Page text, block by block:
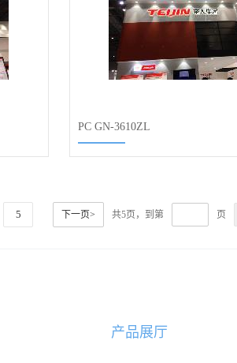
PC GN-3610ZL
5 下一页> 共5页，到第 页
产品展厅